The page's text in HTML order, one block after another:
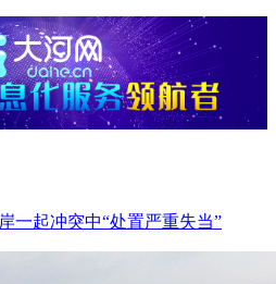
一起冲突中“处置严重失当”